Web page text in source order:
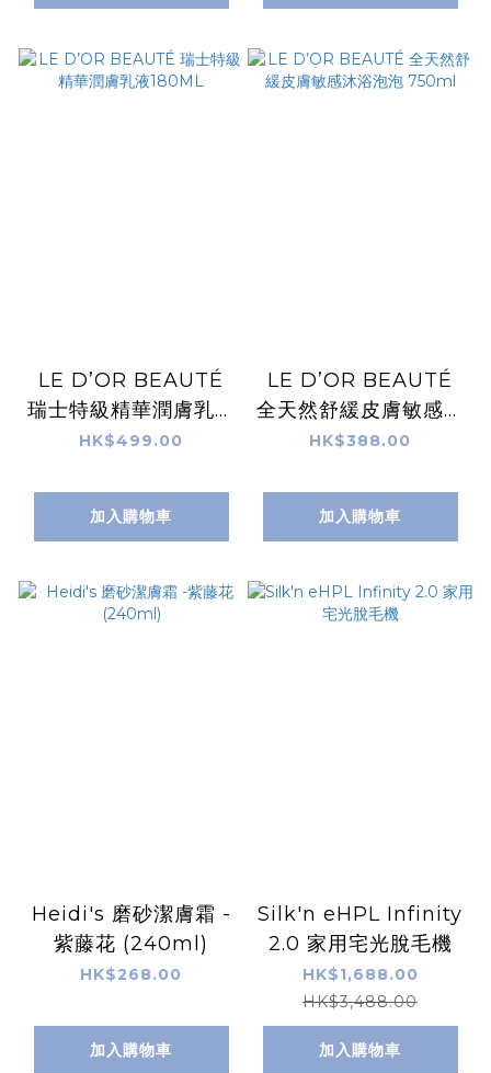
LE D’OR BEAUTÉ
瑞士特級精華潤膚乳液
180ML
HK$499.00
加入購物車
LE D’OR BEAUTÉ
全天然舒緩皮膚敏感沐
浴泡泡 750ml
HK$388.00
加入購物車
Heidi's 磨砂潔膚霜 -
紫藤花 (240ml)
HK$268.00
加入購物車
Silk'n eHPL Infinity
2.0 家用宅光脫毛機
HK$1,688.00
HK$3,488.00
加入購物車